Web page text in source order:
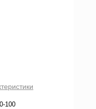
100